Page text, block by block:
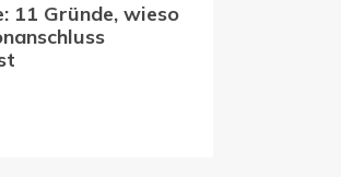
11 Gründe, wieso